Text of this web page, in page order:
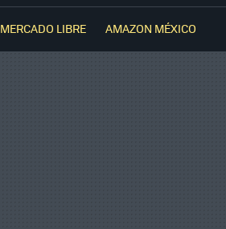
MERCADO LIBRE AMAZON MÉXICO